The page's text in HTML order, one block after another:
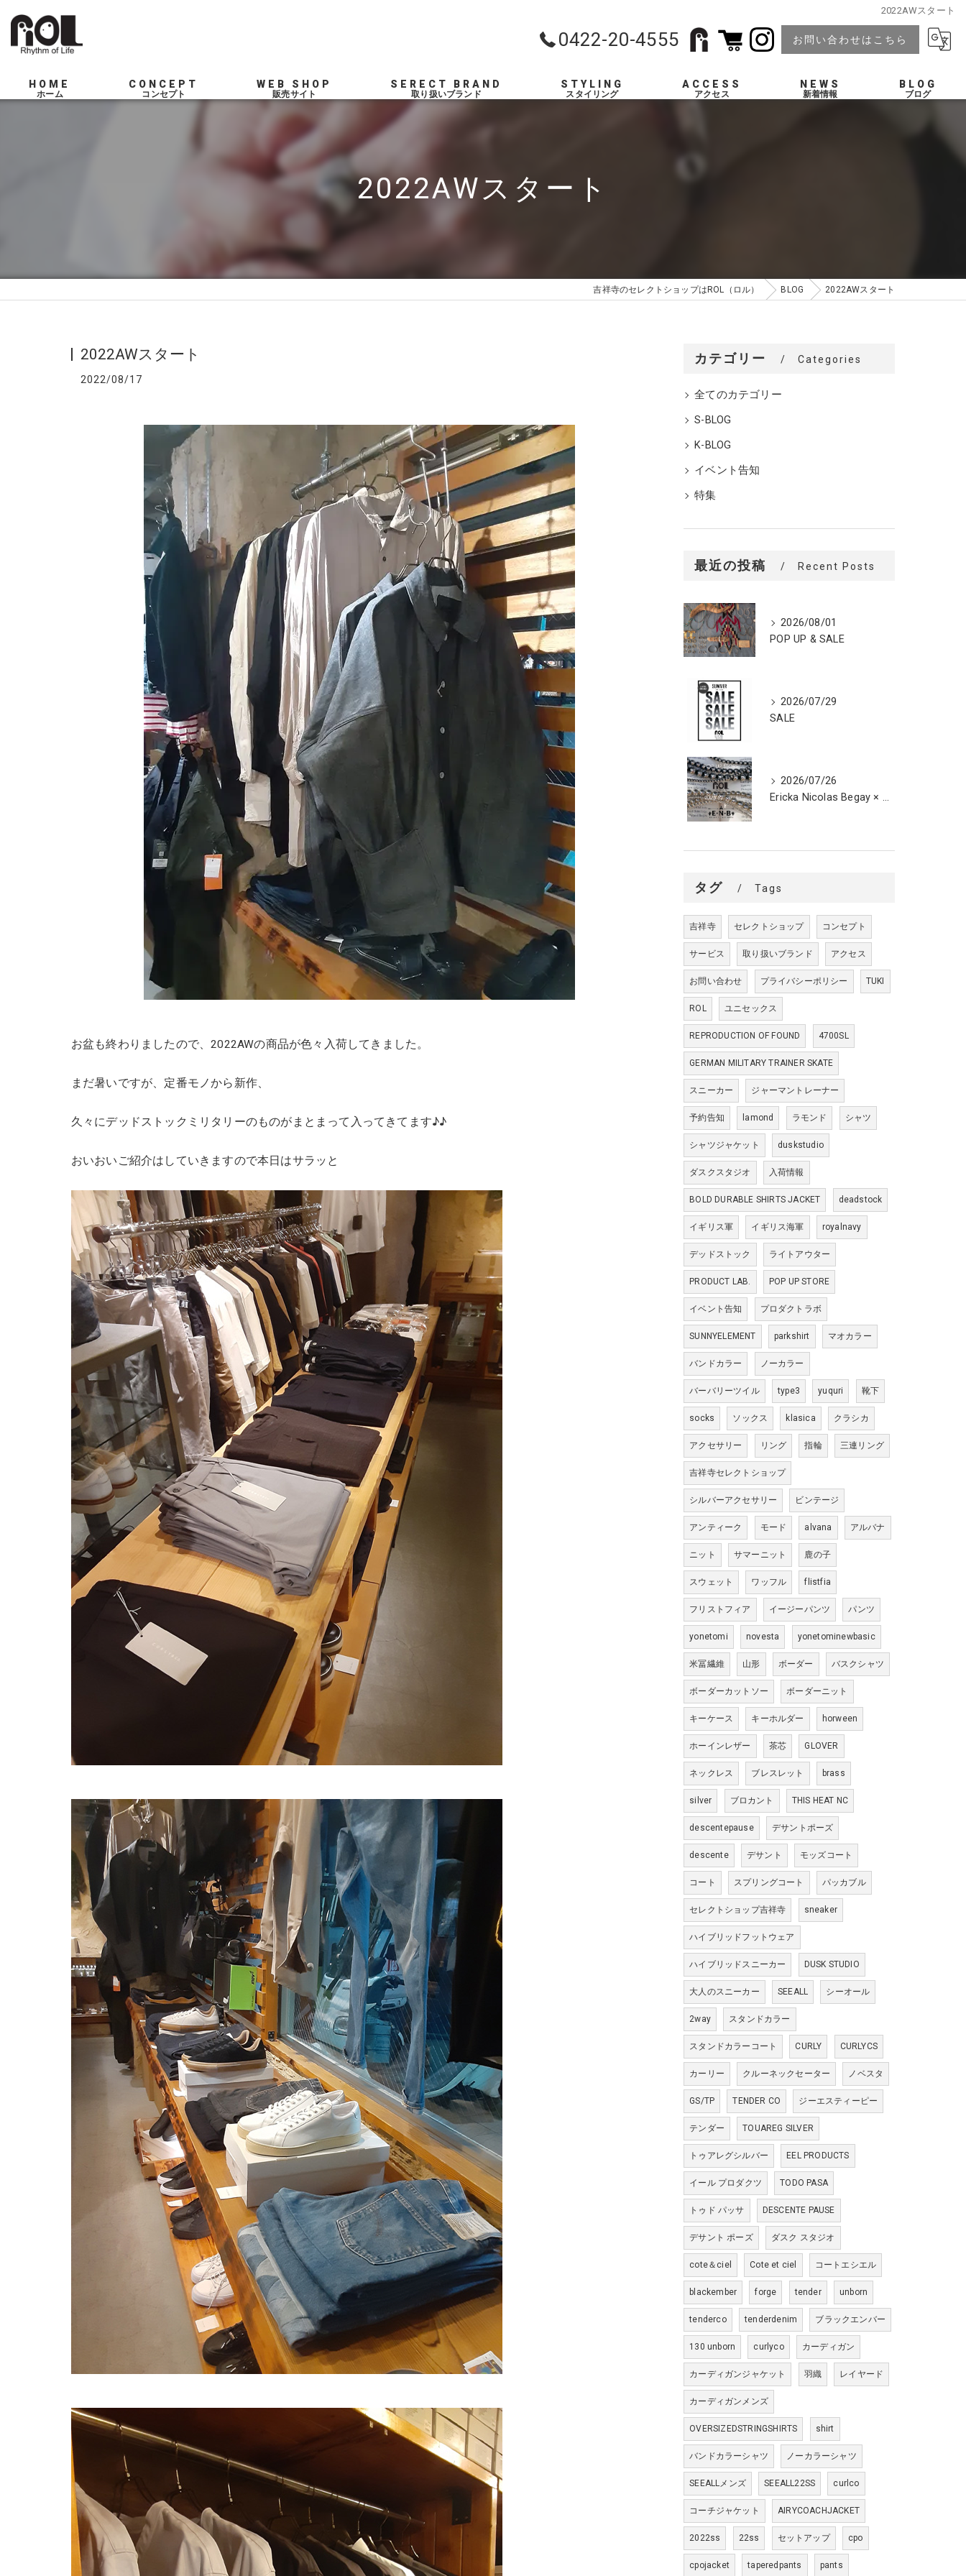
2022AWスタート
0422-20-4555 お問い合わせはこちら
HOME CONCEPT WEB SHOP SERECT BRAND STYLING ACCESS NEWS BLOG
2022AWスタート
吉祥寺のセレクトショップはROL（ロル） BLOG 2022AWスタート
2022AWスタート
2022/08/17
お盆も終わりましたので、2022AWの商品が色々入荷してきました。
まだ暑いですが、定番モノから新作、
久々にデッドストックミリタリーのものがまとまって入ってきてます♪♪
おいおいご紹介はしていきますので本日はサラッと
カテゴリー Categories
全てのカテゴリー
S-BLOG
K-BLOG
イベント告知
特集
最近の投稿 Recent Posts
2026/08/01
POP UP & SALE
2026/07/29
SALE
2026/07/26
Ericka Nicolas Begay × ROL POP UP STORE
タグ Tags
吉祥寺 セレクトショップ コンセプト
サービス 取り扱いブランド アクセス
お問い合わせ プライバシーポリシー TUKI
ROL ユニセックス
REPRODUCTION OF FOUND 4700SL
GERMAN MILITARY TRAINER SKATE
スニーカー ジャーマントレーナー
予約告知 lamond ラモンド シャツ
シャツジャケット duskstudio
ダスクスタジオ 入荷情報
BOLD DURABLE SHIRTS JACKET deadstock
イギリス軍 イギリス海軍 royalnavy
デッドストック ライトアウター
PRODUCT LAB. POP UP STORE
イベント告知 プロダクトラボ
SUNNYELEMENT parkshirt マオカラー
バンドカラー ノーカラー
バーバリーツイル type3 yuquri 靴下
socks ソックス klasica クラシカ
アクセサリー リング 指輪 三連リング
吉祥寺セレクトショップ
シルバーアクセサリー ビンテージ
アンティーク モード alvana アルバナ
ニット サマーニット 鹿の子
スウェット ワッフル flistfia
フリストフィア イージーパンツ パンツ
yonetomi novesta yonetominewbasic
米冨繊維 山形 ボーダー バスクシャツ
ボーダーカットソー ボーダーニット
キーケース キーホルダー horween
ホーインレザー 茶芯 GLOVER
ネックレス ブレスレット brass
silver ブロカント THIS HEAT NC
descentepause デサントポーズ
descente デサント モッズコート
コート スプリングコート パッカブル
セレクトショップ吉祥寺 sneaker
ハイブリッドフットウェア
ハイブリッドスニーカー DUSK STUDIO
大人のスニーカー SEEALL シーオール
2way スタンドカラー
スタンドカラーコート CURLY CURLYCS
カーリー クルーネックセーター ノベスタ
GS/TP TENDER CO ジーエスティーピー
テンダー TOUAREG SILVER
トゥアレグシルバー EEL PRODUCTS
イール プロダクツ TODO PASA
トゥド パッサ DESCENTE PAUSE
デサント ポーズ ダスク スタジオ
cote＆ciel Cote et ciel コートエシエル
blackember forge tender unborn
tenderco tenderdenim ブラックエンバー
130 unborn curlyco カーディガン
カーディガンジャケット 羽織 レイヤード
カーディガンメンズ
OVERSIZEDSTRINGSHIRTS shirt
バンドカラーシャツ ノーカラーシャツ
SEEALLメンズ SEEALL22SS curlco
コーチジャケット AIRYCOACHJACKET
2022ss 22ss セットアップ cpo
cpojacket taperedpants pants